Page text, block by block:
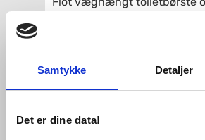
Samtykke Detaljer
Det er dine data!
tilhørende kroge og
Der medfølger
hvis man ikke ønsker at bore
eller fliserne - Se relaterede